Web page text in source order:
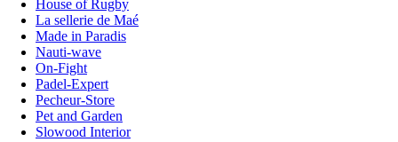
House of Rugby
La sellerie de Maé
Made in Paradis
Nauti-wave
On-Fight
Padel-Expert
Pecheur-Store
Pet and Garden
Slowood Interior